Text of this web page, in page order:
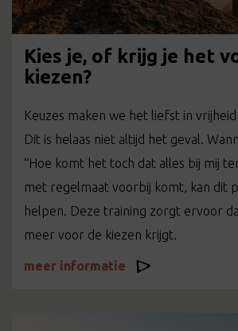
Kies je, of krijg je het
kiezen?
Keuzes maken we het liefst in
Dit is helaas niet altijd het geval.
“Hoe komt het toch dat alles bij mij
met regelmaat voorbij komt, kan dit
helpen. Deze training zorgt ervoor
meer voor de kiezen krijgt.
meer informatie